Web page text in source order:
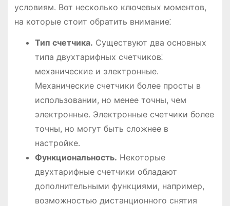
условиям․ Вот несколько ключевых моментов,
на которые стоит обратить внимание⁚
Тип счетчика․ Существуют два основных
типа двухтарифных счетчиков⁚
механические и электронные․
Механические счетчики более просты в
использовании, но менее точны, чем
электронные․ Электронные счетчики более
точны, но могут быть сложнее в
настройке․
Функциональность․ Некоторые
двухтарифные счетчики обладают
дополнительными функциями, например,
возможностью дистанционного снятия